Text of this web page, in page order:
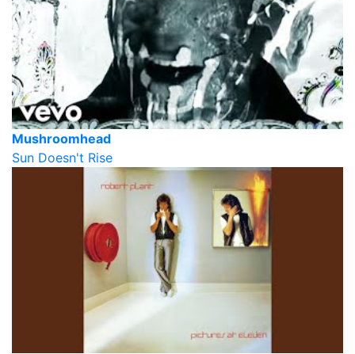
Mushroomhead
Sun Doesn't Rise